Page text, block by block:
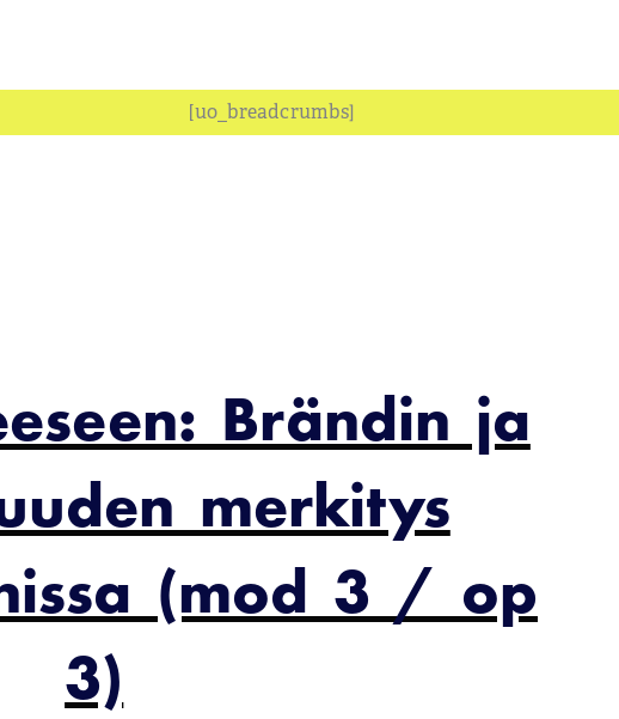
[uo_breadcrumbs]
Brändin ja
merkitys
(mod 3 / op
3)